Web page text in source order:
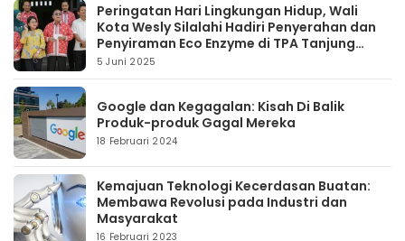
Peringatan Hari Lingkungan Hidup, Wali
Kota Wesly Silalahi Hadiri Penyerahan dan
Penyiraman Eco Enzyme di TPA Tanjung
Pinggir
5 Juni 2025
Google dan Kegagalan: Kisah Di Balik
Produk-produk Gagal Mereka
18 Februari 2024
Kemajuan Teknologi Kecerdasan Buatan:
Membawa Revolusi pada Industri dan
Masyarakat
16 Februari 2023